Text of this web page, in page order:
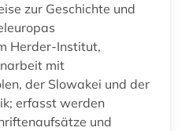
zur Geschichte und
Herder-Institut,
mit
der Slowakei und der
erfasst werden
und